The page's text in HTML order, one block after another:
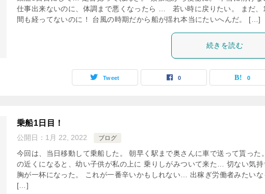
仕事出来ないのに、体調まで悪くなったら … 若い時に戻りたい。 まだ、
間も経ってないのに！ 台風の時期だから船が揺れ本当にたいへんだ。 […]
続きを読む
Tweet 0 0
乗船1日目！
公開日： 1月 22, 2022 ブログ
今回は、当日移動して乗船した。 朝早く駅まで奥さんに車で送って貰った
の近くになると、幼い子供が私の上に 乗りしがみついて来た… 切ない気持
胸が一杯になった。 これが一番辛いかもしれない… 出稼ぎ労働者みたいな
[…]